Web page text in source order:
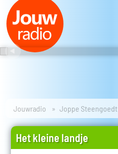
Jouwradio Joppe Steengoedt
Het kleine landje